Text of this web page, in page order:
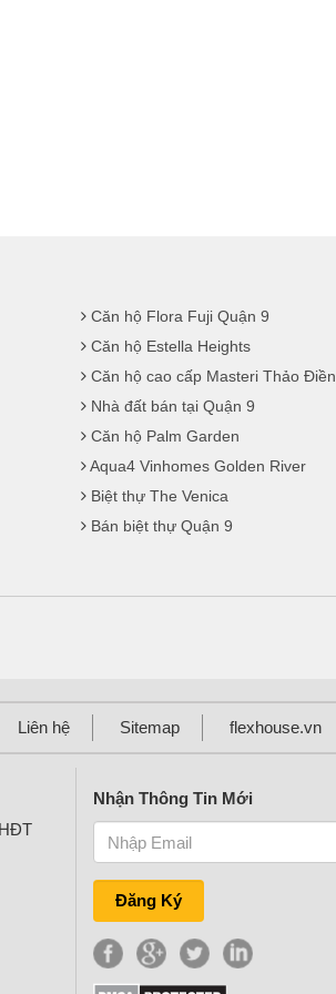
Căn hộ Flora Fuji Quận 9
Căn hộ Estella Heights
Căn hộ cao cấp Masteri Thảo Điền
Nhà đất bán tại Quận 9
Căn hộ Palm Garden
Aqua4 Vinhomes Golden River
Biệt thự The Venica
Bán biệt thự Quận 9
Liên hệ Sitemap flexhouse.vn
Nhận Thông Tin Mới
Đăng Ký